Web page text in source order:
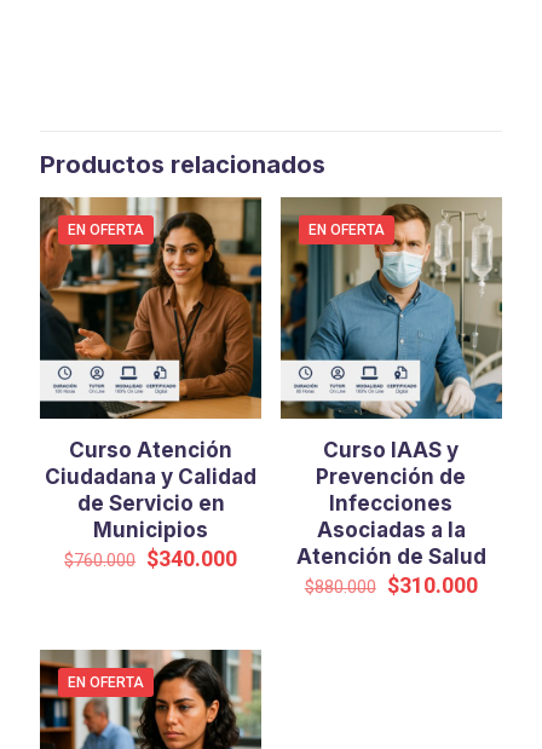
Productos relacionados
EN OFERTA
Curso Atención
Ciudadana y Calidad
de Servicio en
Municipios
$760.000 El
$760.000.
$340.000El
$340.000.
EN OFERTA
Curso IAAS y
Prevención de
Infecciones
Asociadas a la
Atención de Salud
$880.000 El
$310.000El
EN OFERTA